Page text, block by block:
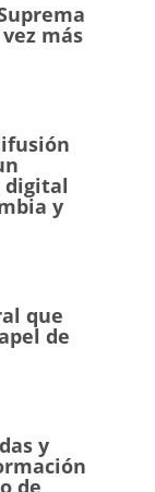
más
digital
y
que
de
y
de